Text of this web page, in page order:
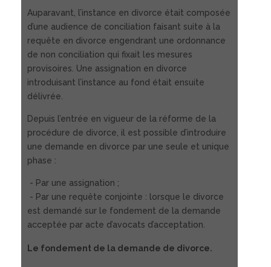
Auparavant, l’instance en divorce était composée
d’une audience de conciliation faisant suite à la
requête en divorce engendrant une ordonnance
de non conciliation qui fixait les mesures
provisoires. Une assignation en divorce
introduisant l’instance au fond était ensuite
délivrée.
Depuis l’entrée en vigueur de la réforme de la
procédure de divorce, il est possible d’introduire
une demande en divorce par une seule et unique
phase :
- Par une assignation ;
- Par une requête conjointe : lorsque le divorce
est demandé sur le fondement de la demande
acceptée par acte d’avocats d’acceptation.
Le fondement de la demande de divorce.